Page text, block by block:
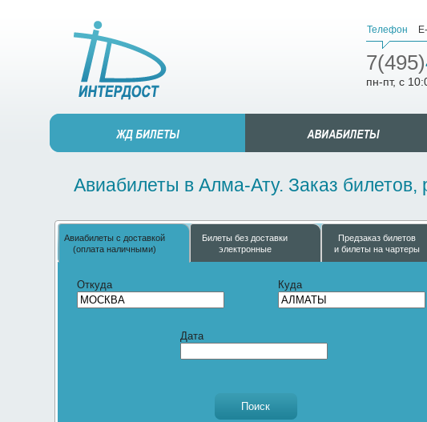
Телефон
7(495)
пн-пт, с
Авиабилеты в Алма-Ату. Заказ билетов,
Авиабилеты с доставкой
(оплата наличными)
Билеты без доставки
электронные
Предзаказ билетов
и билеты на чартеры
Откуда Куда
Дата